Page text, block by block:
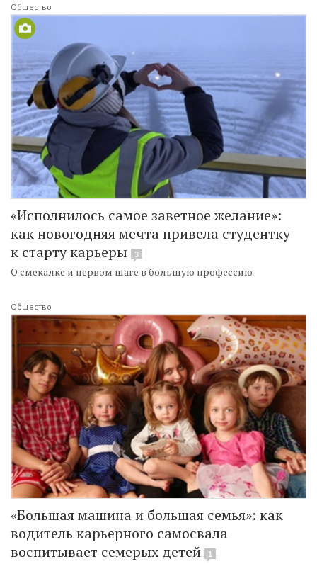
Общество
«Исполнилось самое заветное желание»:
как новогодняя мечта привела студентку
к старту карьеры
3
О смекалке и первом шаге в большую профессию
Общество
«Большая машина и большая семья»: как
водитель карьерного самосвала
воспитывает семерых детей
1